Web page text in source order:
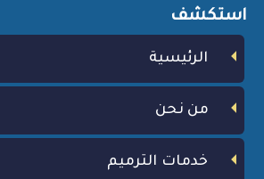
استكشف
الرئيسية
من نحن
خدمات الترميم